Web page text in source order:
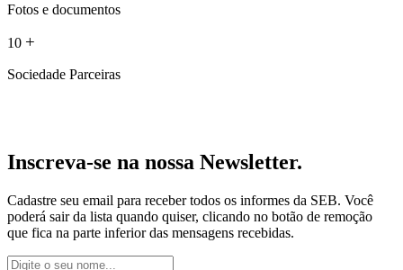
Fotos e documentos
10 +
Sociedade Parceiras
Inscreva-se na nossa Newsletter.
Cadastre seu email para receber todos os informes da SEB. Você
poderá sair da lista quando quiser, clicando no botão de remoção
que fica na parte inferior das mensagens recebidas.